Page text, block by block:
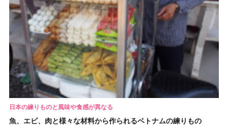
日本の練りものと風味や食感が異なる
魚、エビ、肉と様々な材料から作られるベトナムの練りもの